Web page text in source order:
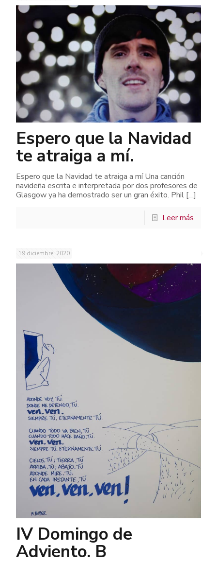
Espero que la Navidad
te atraiga a mí.
Espero que la Navidad te atraiga a mí Una canción
navideña escrita e interpretada por dos profesores de
Glasgow ya ha demostrado ser un gran éxito. Phil […]
Leer más
19 diciembre, 2020
IV Domingo de
Adviento. B